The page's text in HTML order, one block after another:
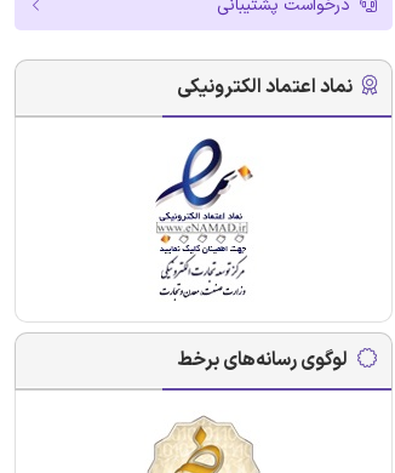
درخواست پشتیبانی
نماد اعتماد الکترونیکی
لوگوی رسانه‌های برخط